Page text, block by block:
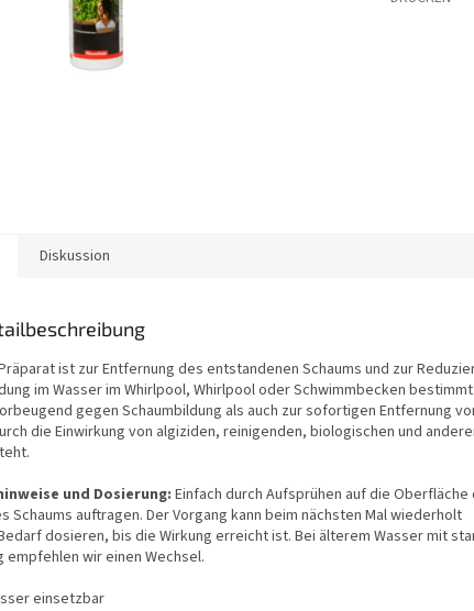
Diskussion
ist zur Entfernung des entstandenen Schaums und zur
im Wasser im Whirlpool, Whirlpool oder Schwimmbecken
gegen Schaumbildung als auch zur sofortigen Entfernung
die Einwirkung von algiziden, reinigenden, biologischen und
und Dosierung: Einfach durch Aufsprühen auf die Oberfläche
Schaums auftragen. Der Vorgang kann beim nächsten Mal wiederholt
dosieren, bis die Wirkung erreicht ist. Bei älterem Wasser mit
empfehlen wir einen Wechsel.
einsetzbar